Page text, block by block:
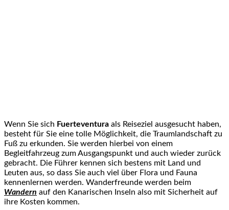
Wenn Sie sich Fuerteventura als Reiseziel ausgesucht haben,
besteht für Sie eine tolle Möglichkeit, die Traumlandschaft zu
Fuß zu erkunden. Sie werden hierbei von einem
Begleitfahrzeug zum Ausgangspunkt und auch wieder zurück
gebracht. Die Führer kennen sich bestens mit Land und
Leuten aus, so dass Sie auch viel über Flora und Fauna
kennenlernen werden. Wanderfreunde werden beim
Wandern auf den Kanarischen Inseln also mit Sicherheit auf
ihre Kosten kommen.